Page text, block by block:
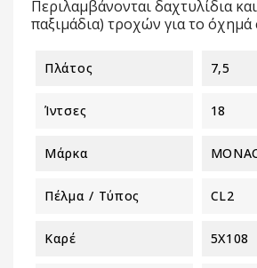
Περιλαμβάνονται δαχτυλίδια
παξιμάδια) τροχών για το όχημά
Πλάτος 7,5
Ίντσες 18
Μάρκα
Πέλμα / Τύπος CL2
Καρέ 5X108